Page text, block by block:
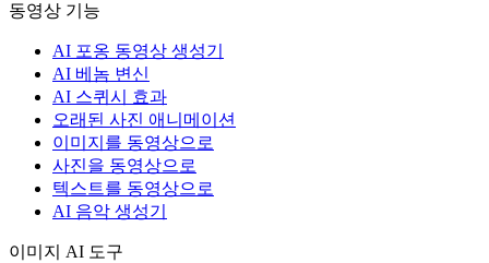
동영상 기능
AI 포옹 동영상 생성기
AI 베놈 변신
AI 스퀴시 효과
오래된 사진 애니메이션
이미지를 동영상으로
사진을 동영상으로
텍스트를 동영상으로
AI 음악 생성기
이미지 AI 도구